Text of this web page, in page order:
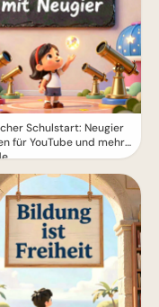
Schulstart: Neugier
für YouTube und mehr